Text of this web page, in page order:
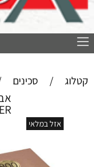
קטלוג / סכינים
אזל במלאי